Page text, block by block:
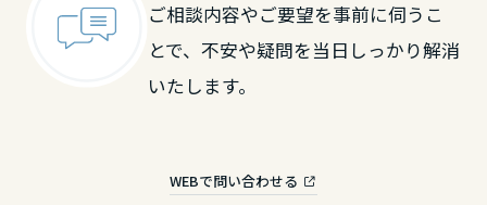
ご相談内容やご要望を事前に伺うこ
とで、不安や疑問を当日しっかり解消
いたします。
WEBで問い合わせる
大分県